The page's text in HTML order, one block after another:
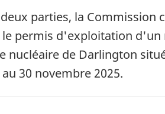
parties, la Commission
permis d'exploitation
nucléaire de Darlington
30 novembre 2025.